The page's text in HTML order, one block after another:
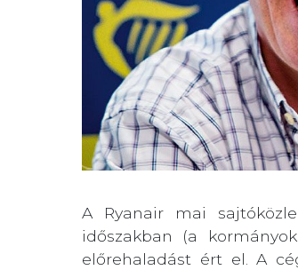
A Ryanair mai
időszakban (a
előrehaladást ért el. A